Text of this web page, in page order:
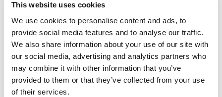
This website uses cookies
We use cookies to personalise content and ads, to
provide social media features and to analyse our traffic.
We also share information about your use of our site with
our social media, advertising and analytics partners who
may combine it with other information that you’ve
provided to them or that they’ve collected from your use
of their services.
Toggle features
Toutes les caractéristiques
Toggle techspec
Caractéristiques techniques
Toggle guides and instructions
Instructions